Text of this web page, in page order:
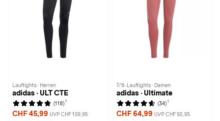
Lauftights · Herren
adidas · ULT CTE
(118) 1
CHF 45,99 UVP CHF 109,95
7/8-Lauftights · Damen
adidas · Ultimate
(34) 1
CHF 64,99 UVP CHF 92,95